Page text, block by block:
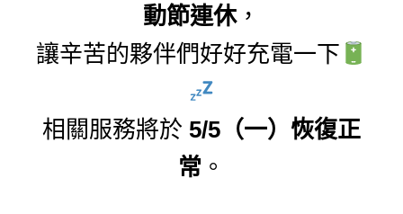
動節連休，
讓辛苦的夥伴們好好充電一下
相關服務將於 5/5（一）恢復正
常 。